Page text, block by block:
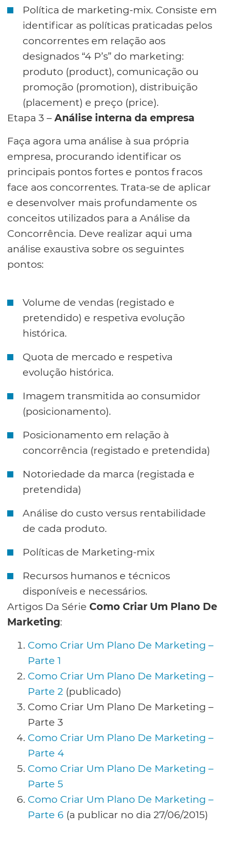
Política de marketing-mix. Consiste em
identificar as políticas praticadas pelos
concorrentes em relação aos
designados “4 P’s” do marketing:
produto (product), comunicação ou
promoção (promotion), distribuição
(placement) e preço (price).
Etapa 3 – Análise interna da empresa
Faça agora uma análise à sua própria
empresa, procurando identificar os
principais pontos fortes e pontos fracos
face aos concorrentes. Trata-se de aplicar
e desenvolver mais profundamente os
conceitos utilizados para a Análise da
Concorrência. Deve realizar aqui uma
análise exaustiva sobre os seguintes
pontos:
Volume de vendas (registado e
pretendido) e respetiva evolução
histórica.
Quota de mercado e respetiva
evolução histórica.
Imagem transmitida ao consumidor
(posicionamento).
Posicionamento em relação à
concorrência (registado e pretendida)
Notoriedade da marca (registada e
pretendida)
Análise do custo versus rentabilidade
de cada produto.
Políticas de Marketing-mix
Recursos humanos e técnicos
disponíveis e necessários.
Artigos Da Série Como Criar Um Plano De
Marketing:
Como Criar Um Plano De Marketing –
Parte 1
Como Criar Um Plano De Marketing –
Parte 2 (publicado)
Como Criar Um Plano De Marketing –
Parte 3
Como Criar Um Plano De Marketing –
Parte 4
Como Criar Um Plano De Marketing –
Parte 5
Como Criar Um Plano De Marketing –
Parte 6 (a publicar no dia 27/06/2015)